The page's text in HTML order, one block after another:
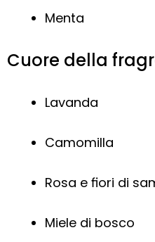
Menta
Cuore della
Lavanda
Camomilla
Rosa e fiori di
Miele di bosco